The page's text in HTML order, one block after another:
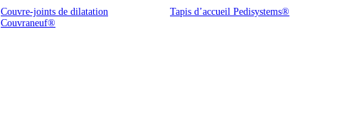
Couvre-joints de dilatation
Couvraneuf®
Tapis d’accueil Pedisystems®